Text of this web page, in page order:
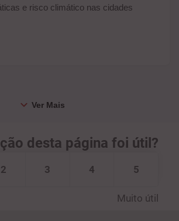
e risco climático nas cidades
desta página foi útil?
2 3 4 5
Muito útil